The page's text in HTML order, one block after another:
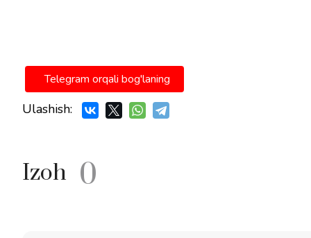
Telegram orqali bog'laning
Ulashish:
Izoh 0